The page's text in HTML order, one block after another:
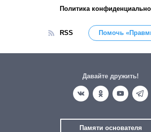
Политика
RSS Помочь
Давайте дружить!
Памяти основателя